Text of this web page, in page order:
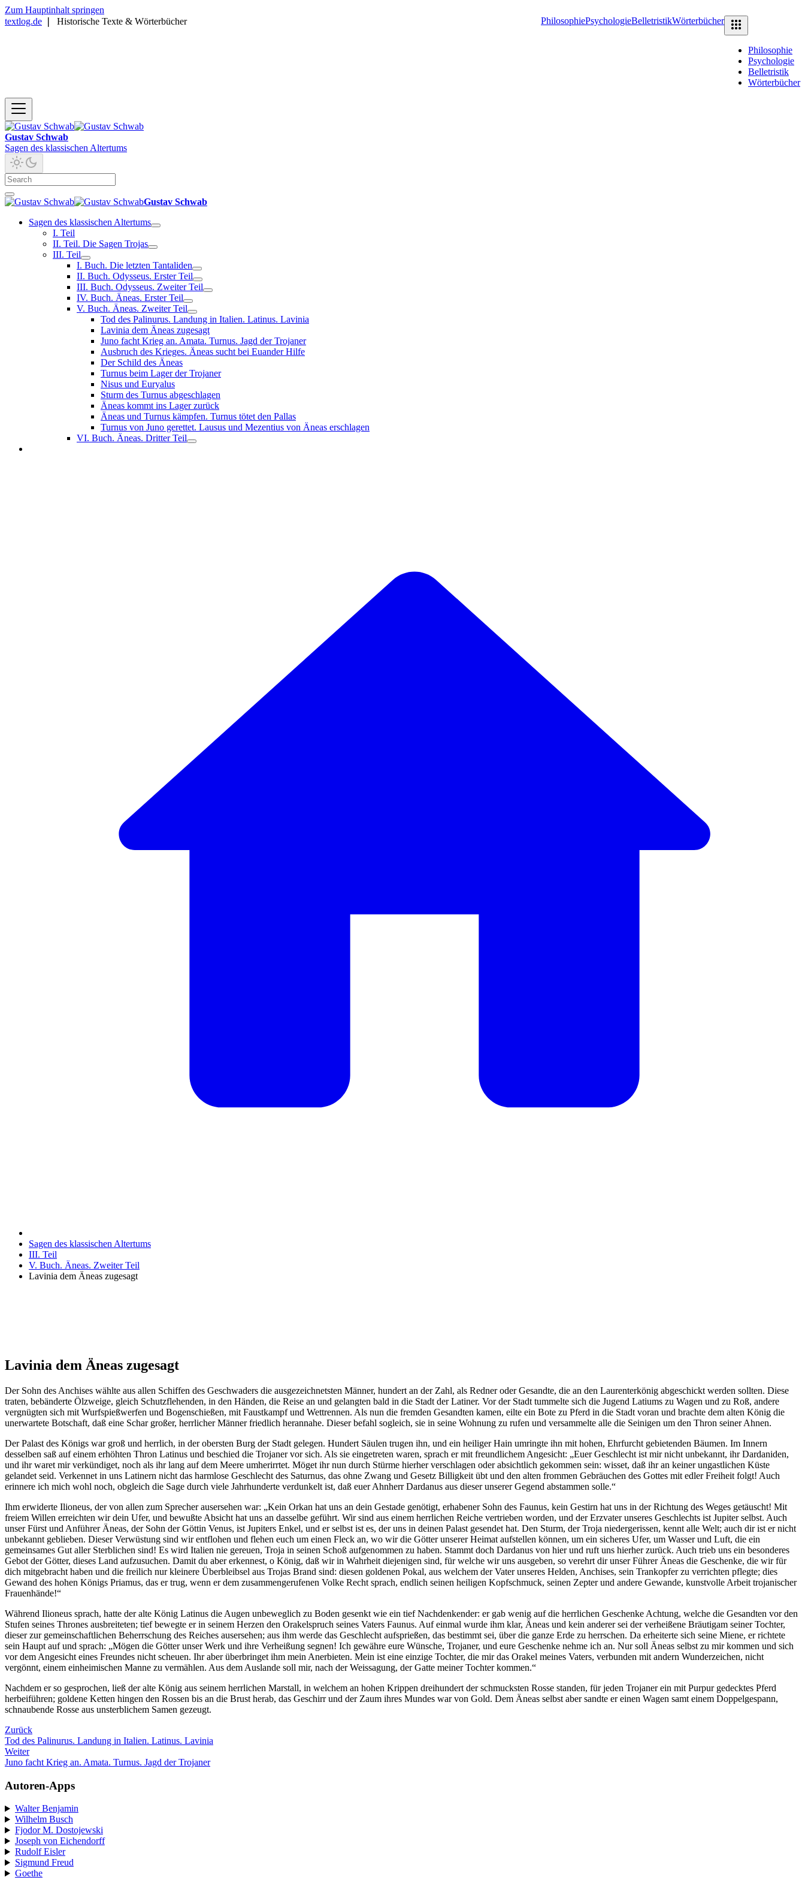
Zum Hauptinhalt springen
textlog.de
Historische Texte & Wörterbücher PhilosophiePsychologieBelletristikWörterbücher
Philosophie
Psychologie
Belletristik
Wörterbücher
Gustav Schwab
Sagen des klassischen Altertums
Gustav Schwab
Sagen des klassischen Altertums
I. Teil
II. Teil. Die Sagen Trojas
III. Teil
I. Buch. Die letzten Tantaliden
II. Buch. Odysseus. Erster Teil
III. Buch. Odysseus. Zweiter Teil
IV. Buch. Äneas. Erster Teil
V. Buch. Äneas. Zweiter Teil
Tod des Palinurus. Landung in Italien. Latinus. Lavinia
Lavinia dem Äneas zugesagt
Juno facht Krieg an. Amata. Turnus. Jagd der Trojaner
Ausbruch des Krieges. Äneas sucht bei Euander Hilfe
Der Schild des Äneas
Turnus beim Lager der Trojaner
Nisus und Euryalus
Sturm des Turnus abgeschlagen
Äneas kommt ins Lager zurück
Äneas und Turnus kämpfen. Turnus tötet den Pallas
Turnus von Juno gerettet. Lausus und Mezentius von Äneas erschlagen
VI. Buch. Äneas. Dritter Teil
Sagen des klassischen Altertums
III. Teil
V. Buch. Äneas. Zweiter Teil
Lavinia dem Äneas zugesagt
Lavinia dem Äneas zugesagt
Der Sohn des Anchises wählte aus allen Schiffen des Geschwaders die ausgezeichnetsten Männer, hundert an der Zahl, als Redner oder Gesandte, die an den Laurenterkönig abgeschickt werden sollten. Diese
traten, bebänderte Ölzweige, gleich Schutzflehenden, in den Händen, die Reise an und gelangten bald in die Stadt der Latiner. Vor der Stadt tummelte sich die Jugend Latiums zu Wagen und zu Roß, andere
vergnügten sich mit Wurfspießwerfen und Bogenschießen, mit Faustkampf und Wettrennen. Als nun die fremden Gesandten kamen, eilte ein Bote zu Pferd in die Stadt voran und brachte dem alten König die
unerwartete Botschaft, daß eine Schar großer, herrlicher Männer friedlich herannahe. Dieser befahl sogleich, sie in seine Wohnung zu rufen und versammelte alle die Seinigen um den Thron seiner Ahnen.
Der Palast des Königs war groß und herrlich, in der obersten Burg der Stadt gelegen. Hundert Säulen trugen ihn, und ein heiliger Hain umringte ihn mit hohen, Ehrfurcht gebietenden Bäumen. Im Innern
desselben saß auf einem erhöhten Thron Latinus und beschied die Trojaner vor sich. Als sie eingetreten waren, sprach er mit freundlichem Angesicht: „Euer Geschlecht ist mir nicht unbekannt, ihr Dardaniden,
und ihr waret mir verkündiget, noch als ihr lang auf dem Meere umherirrtet. Möget ihr nun durch Stürme hierher verschlagen oder absichtlich gekommen sein: wisset, daß ihr an keiner ungastlichen Küste
gelandet seid. Verkennet in uns Latinern nicht das harmlose Geschlecht des Saturnus, das ohne Zwang und Gesetz Billigkeit übt und den alten frommen Gebräuchen des Gottes mit edler Freiheit folgt! Auch
erinnere ich mich wohl noch, obgleich die Sage durch viele Jahrhunderte verdunkelt ist, daß euer Ahnherr Dardanus aus dieser unserer Gegend abstammen solle.“
Ihm erwiderte Ilioneus, der von allen zum Sprecher ausersehen war: „Kein Orkan hat uns an dein Gestade genötigt, erhabener Sohn des Faunus, kein Gestirn hat uns in der Richtung des Weges getäuscht! Mit
freiem Willen erreichten wir dein Ufer, und bewußte Absicht hat uns an dasselbe geführt. Wir sind aus einem herrlichen Reiche vertrieben worden, und der Erzvater unseres Geschlechts ist Jupiter selbst. Auch
unser Fürst und Anführer Äneas, der Sohn der Göttin Venus, ist Jupiters Enkel, und er selbst ist es, der uns in deinen Palast gesendet hat. Den Sturm, der Troja niedergerissen, kennt alle Welt; auch dir ist er nicht
unbekannt geblieben. Dieser Verwüstung sind wir entflohen und flehen euch um einen Fleck an, wo wir die Götter unserer Heimat aufstellen können, um ein sicheres Ufer, um Wasser und Luft, die ein
gemeinsames Gut aller Sterblichen sind! Es wird Italien nie gereuen, Troja in seinen Schoß aufgenommen zu haben. Stammt doch Dardanus von hier und ruft uns hierher zurück. Auch trieb uns ein besonderes
Gebot der Götter, dieses Land aufzusuchen. Damit du aber erkennest, o König, daß wir in Wahrheit diejenigen sind, für welche wir uns ausgeben, so verehrt dir unser Führer Äneas die Geschenke, die wir für
dich mitgebracht haben und die freilich nur kleinere Überbleibsel aus Trojas Brand sind: diesen goldenen Pokal, aus welchem der Vater unseres Helden, Anchises, sein Trankopfer zu verrichten pflegte; dies
Gewand des hohen Königs Priamus, das er trug, wenn er dem zusammengerufenen Volke Recht sprach, endlich seinen heiligen Kopfschmuck, seinen Zepter und andere Gewande, kunstvolle Arbeit trojanischer
Frauenhände!“
Während Ilioneus sprach, hatte der alte König Latinus die Augen unbeweglich zu Boden gesenkt wie ein tief Nachdenkender: er gab wenig auf die herrlichen Geschenke Achtung, welche die Gesandten vor den
Stufen seines Thrones ausbreiteten; tief bewegte er in seinem Herzen den Orakelspruch seines Vaters Faunus. Auf einmal wurde ihm klar, Äneas und kein anderer sei der verheißene Bräutigam seiner Tochter,
dieser zur gemeinschaftlichen Beherrschung des Reiches ausersehen; aus ihm werde das Geschlecht aufsprießen, das bestimmt sei, über die ganze Erde zu herrschen. Da erheiterte sich seine Miene, er richtete
sein Haupt auf und sprach: „Mögen die Götter unser Werk und ihre Verheißung segnen! Ich gewähre eure Wünsche, Trojaner, und eure Geschenke nehme ich an. Nur soll Äneas selbst zu mir kommen und sich
vor dem Angesicht eines Freundes nicht scheuen. Ihr aber überbringet ihm mein Anerbieten. Mein ist eine einzige Tochter, die mir das Orakel meines Vaters, verbunden mit andern Wunderzeichen, nicht
vergönnt, einem einheimischen Manne zu vermählen. Aus dem Auslande soll mir, nach der Weissagung, der Gatte meiner Tochter kommen.“
Nachdem er so gesprochen, ließ der alte König aus seinem herrlichen Marstall, in welchem an hohen Krippen dreihundert der schmucksten Rosse standen, für jeden Trojaner ein mit Purpur gedecktes Pferd
herbeiführen; goldene Ketten hingen den Rossen bis an die Brust herab, das Geschirr und der Zaum ihres Mundes war von Gold. Dem Äneas selbst aber sandte er einen Wagen samt einem Doppelgespann,
schnaubende Rosse aus unsterblichem Samen gezeugt.
Zurück
Tod des Palinurus. Landung in Italien. Latinus. Lavinia
Weiter
Juno facht Krieg an. Amata. Turnus. Jagd der Trojaner
Autoren-Apps
Walter Benjamin
Wilhelm Busch
Fjodor M. Dostojewski
Joseph von Eichendorff
Rudolf Eisler
Sigmund Freud
Goethe